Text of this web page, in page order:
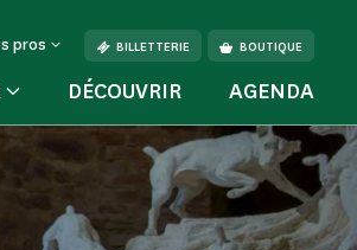
pros BILLETTERIE BOUTIQUE
DÉCOUVRIR AGENDA